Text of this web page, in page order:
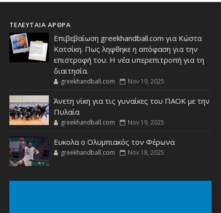
ΤΕΛΕΥΤΑΙΑ ΑΡΘΡΑ
Επιβεβαίωση greekhandball.com για Κώστα
Κατσίκη. Πως ληφθηκε η απόφαση για την
επιστροφή του. Η νέα υπερεπιτροπή για τη
διαιτησία.
greekhandball.com Nov 19, 2025
Άνετη νίκη για τις γυναίκες του ΠΑΟΚ με την
Πυλαία
greekhandball.com Nov 19, 2025
Ευκολα ο Ολυμπιακός τον Φέρωνα
greekhandball.com Nov 18, 2025